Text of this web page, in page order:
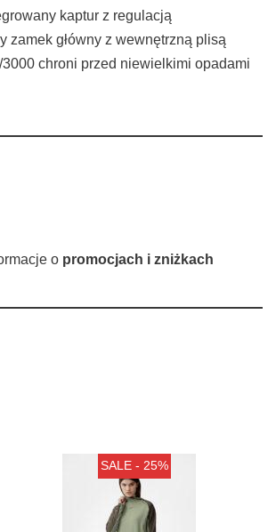
kaptur z regulacją
zamek główny z wewnętrzną plisą
chroni przed niewielkimi opadami
o promocjach i zniżkach
SALE - 25%